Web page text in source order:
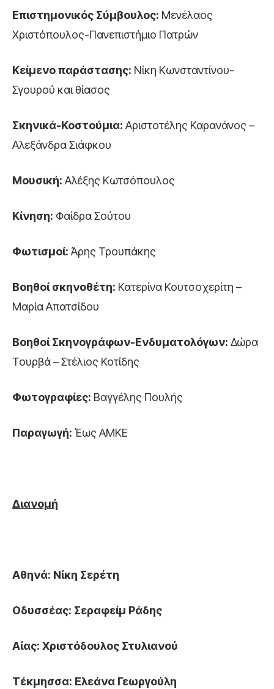
Επιστημονικός Σύμβουλος: Μενέλαος
Χριστόπουλος-Πανεπιστήμιο Πατρών
Κείμενο παράστασης: Νίκη Κωνσταντίνου-
Σγουρού και θίασος
Σκηνικά-Κοστούμια: Αριστοτέλης Καρανάνος –
Αλεξάνδρα Σιάφκου
Μουσική: Αλέξης Κωτσόπουλος
Κίνηση: Φαίδρα Σούτου
Φωτισμοί: Άρης Τρουπάκης
Βοηθοί σκηνοθέτη: Κατερίνα Κουτσοχερίτη –
Μαρία Απατσίδου
Βοηθοί Σκηνογράφων-Ενδυματολόγων: Δώρα
Τουρβά – Στέλιος Κοτίδης
Φωτογραφίες: Βαγγέλης Πουλής
Παραγωγή: Έως ΑΜΚΕ
Διανομή
Αθηνά: Νίκη Σερέτη
Οδυσσέας: Σεραφείμ Ράδης
Αίας: Χριστόδουλος Στυλιανού
Τέκμησσα: Ελεάνα Γεωργούλη